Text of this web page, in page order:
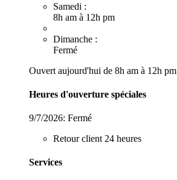
Samedi :
8h am à 12h pm
Dimanche :
Fermé
Ouvert aujourd'hui de 8h am à 12h pm
Heures d'ouverture spéciales
9/7/2026: Fermé
Retour client 24 heures
Services